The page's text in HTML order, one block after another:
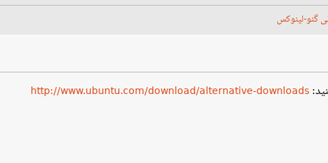
گنو-لینوکس
http://www.ubuntu.com/download/alternative-downloads